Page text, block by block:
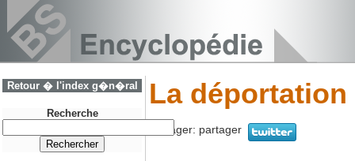
Retour � l'index g�n�ral
Recherche
La
Partager: partager